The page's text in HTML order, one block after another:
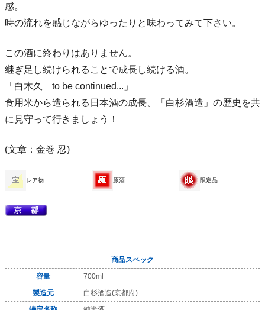
感。
時の流れを感じながらゆったりと味わってみて下さい。
この酒に終わりはありません。
継ぎ足し続けられることで成長し続ける酒。
「白木久 to be continued...」
食用米から造られる日本酒の成長、「白杉酒造」の歴史を共
に見守って行きましょう！
(文章：金巻 忍)
レア物 原酒 限定品
商品スペック
容量
700ml
製造元
白杉酒造(京都府)